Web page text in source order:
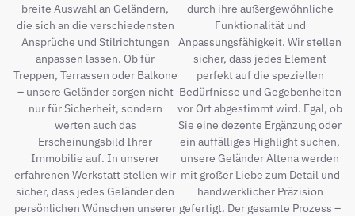
breite Auswahl an Geländern,
die sich an die verschiedensten
Ansprüche und Stilrichtungen
anpassen lassen. Ob für
Treppen, Terrassen oder Balkone
– unsere Geländer sorgen nicht
nur für Sicherheit, sondern
werten auch das
Erscheinungsbild Ihrer
Immobilie auf. In unserer
erfahrenen Werkstatt stellen wir
sicher, dass jedes Geländer den
persönlichen Wünschen unserer
durch ihre außergewöhnliche
Funktionalität und
Anpassungsfähigkeit. Wir stellen
sicher, dass jedes Element
perfekt auf die speziellen
Bedürfnisse und Gegebenheiten
vor Ort abgestimmt wird. Egal, ob
Sie eine dezente Ergänzung oder
ein auffälliges Highlight suchen,
unsere Geländer Altena werden
mit großer Liebe zum Detail und
handwerklicher Präzision
gefertigt. Der gesamte Prozess –